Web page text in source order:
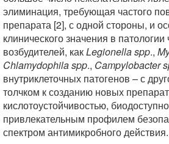
элиминация, требующая частого
препарата [2], с одной стороны, и
клинического значения в патологии
возбудителей, какLegionella spp.,
Chlamydophila spp., Campylobacter
внутриклеточных патогенов – с
толчком к созданию новых
кислотоустойчивостью,
привлекательным профилем
спектром антимикробного действия.